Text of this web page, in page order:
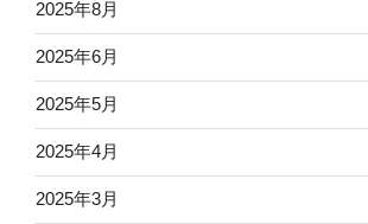
2025年8月
2025年6月
2025年5月
2025年4月
2025年3月